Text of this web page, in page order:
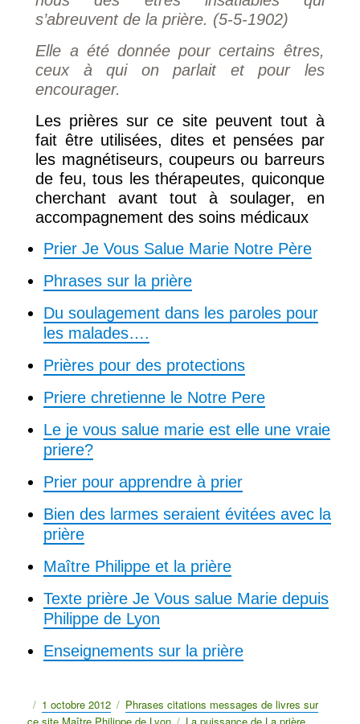
s’abreuvent de la prière. (5-5-1902)
Elle a été donnée pour certains êtres,
ceux à qui on parlait et pour les
encourager.
Les prières sur ce site peuvent tout à
fait être utilisées, dites et pensées par
les magnétiseurs, coupeurs ou barreurs
de feu, tous les thérapeutes, quiconque
cherchant avant tout à soulager, en
accompagnement des soins médicaux
Prier Je Vous Salue Marie Notre Père
Phrases sur la prière
Du soulagement dans les paroles pour
les malades….
Prières pour des protections
Priere chretienne le Notre Pere
Le je vous salue marie est elle une vraie
priere?
Prier pour apprendre à prier
Bien des larmes seraient évitées avec la
prière
Maître Philippe et la prière
Texte prière Je Vous salue Marie depuis
Philippe de Lyon
Enseignements sur la prière
Publié
1 octobre 2012 Catégories
Phrases citations messages de livres sur